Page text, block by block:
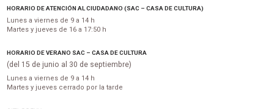
HORARIO DE ATENCIÓN AL CIUDADANO (SAC – CASA DE CULTURA)
Lunes a viernes de 9 a 14 h
Martes y jueves de 16 a 17:50 h
HORARIO DE VERANO SAC – CASA DE CULTURA
(del 15 de junio al 30 de septiembre)
Lunes a viernes de 9 a 14 h
Martes y jueves cerrado por la tarde